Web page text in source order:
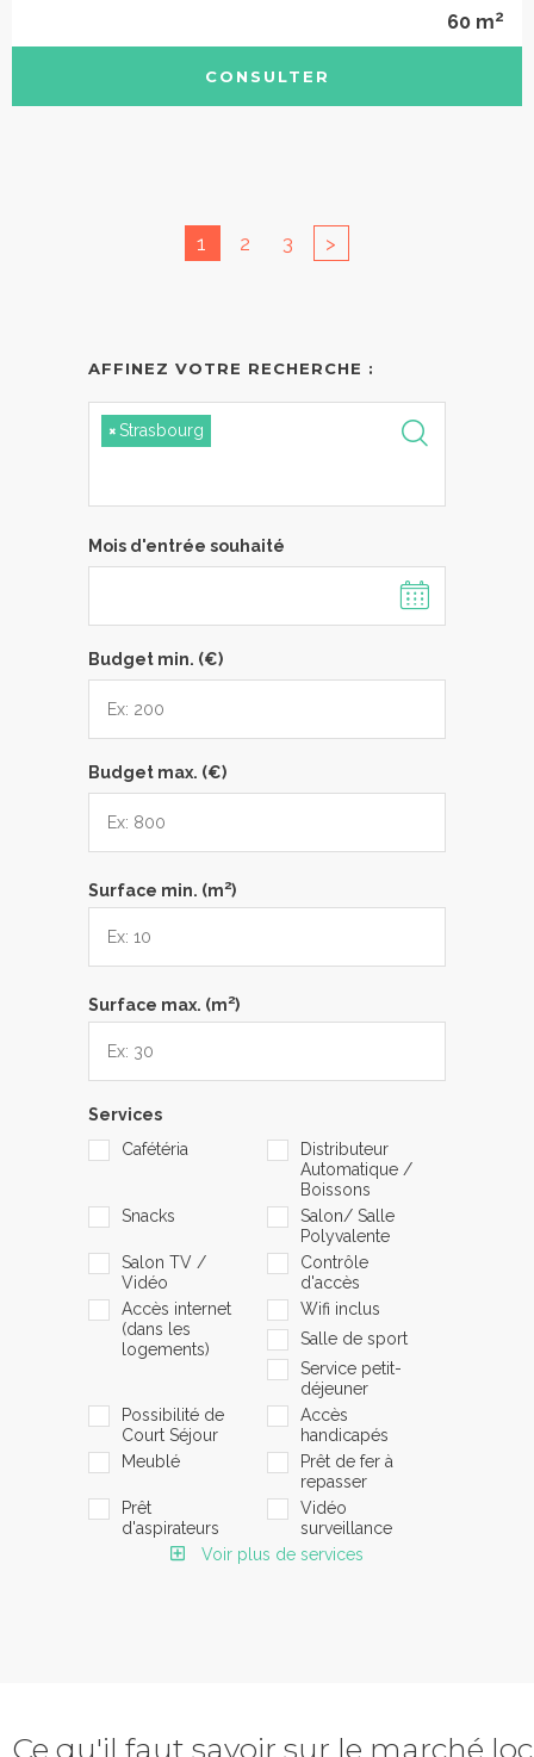
60 m2
CONSULTER
1 2 3 >
AFFINEZ VOTRE RECHERCHE :
×Strasbourg
Mois d'entrée souhaité
Budget min. (€)
Budget max. (€)
Surface min. (m2)
Surface max. (m2)
Services
Cafétéria
Distributeur
Automatique /
Boissons
Snacks
Salon/ Salle
Polyvalente
Salon TV /
Vidéo
Contrôle
d'accès
Accès internet
(dans les
logements)
Wifi inclus
Salle de sport
Service petit-
déjeuner
Possibilité de
Court Séjour
Accès
handicapés
Meublé
Prêt de fer à
repasser
Prêt
d'aspirateurs
Vidéo
surveillance
Voir plus de services
Ce qu'il faut savoir sur le marché